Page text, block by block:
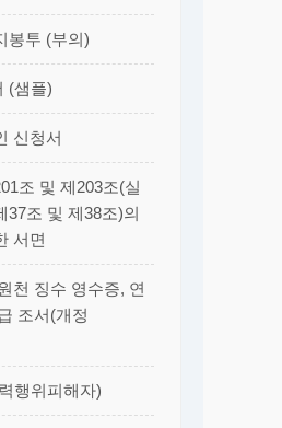
봉투 (부의)
(샘플)
신청서
조 및 제203조(실
37조 및 제38조)의
서면
천 징수 영수증, 연
조서(개정
행위피해자)